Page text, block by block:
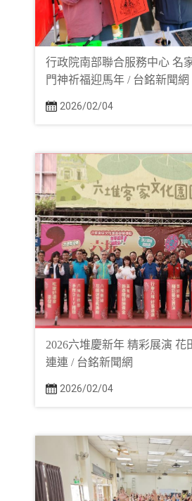
行政院南部聯合服務中心 名
門神祈福迎馬年 / 台銘新聞網
2026/02/04
2026六堆慶新年 精彩展演 花
連連 / 台銘新聞網
2026/02/04